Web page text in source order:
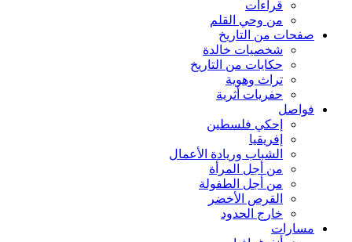
قراءات
من وحي القلم
صفحات من التاريخ
شخصيات خالدة
حكايات من التاريخ
تراث وهوية
حفريات أثرية
فواصل
إحكي فلسطين
إفريقيا
الشباب وريادة الأعمال
من أجل المرأة
من أجل الطفولة
القرص الأخضر
خارج الحدود
مسارات